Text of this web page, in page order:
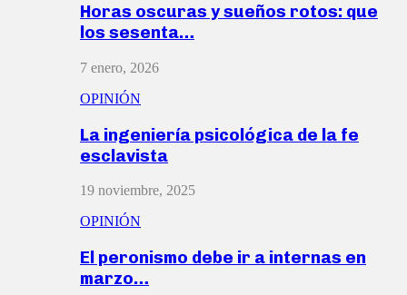
Horas oscuras y sueños rotos: que
los sesenta…
7 enero, 2026
OPINIÓN
La ingeniería psicológica de la fe
esclavista
19 noviembre, 2025
OPINIÓN
El peronismo debe ir a internas en
marzo…